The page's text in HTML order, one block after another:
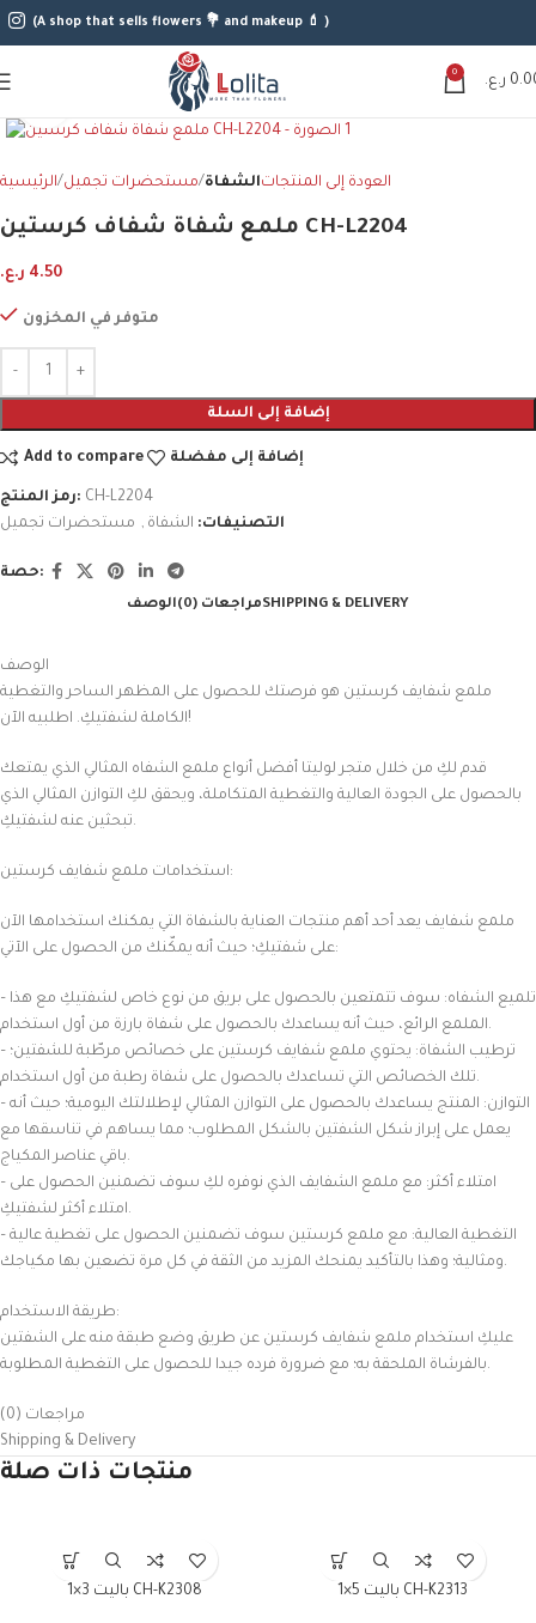
(A shop that sells flowers 💐 and makeup 💄 )
0
ر.ع.
الرئيسية مستحضرات تجميل الشفاةالعودة إلى المنتجات
ملمع شفاة شفاف كرستين CH-L2204
4.50 ر.ع.
متوفر في المخزون
إضافة إلى السلة
Add to compare إضافة إلى مفضلة
رمز المنتج: CH-L2204
التصنيفات: الشفاة , مستحضرات تجميل
حصة:
الوصف مراجعات (0)SHIPPING & DELIVERY
الوصف
ملمع شفايف كرستين هو فرصتك للحصول على المظهر الساحر والتغطية
الكاملة لشفتيكِ. اطلبيه الآن!
قدم لكِ من خلال متجر لوليتا أفضل أنواع ملمع الشفاه المثالي الذي يمتعك
بالحصول على الجودة العالية والتغطية المتكاملة، ويحقق لكِ التوازن المثالي الذي
تبحثين عنه لشفتيكِ.
استخدامات ملمع شفايف كرستين:
ملمع شفايف يعد أحد أهم منتجات العناية بالشفاة التي يمكنك استخدامها الآن
على شفتيكِ؛ حيث أنه يمكّنك من الحصول على الآتي:
– تلميع الشفاه: سوف تتمتعين بالحصول على بريق من نوع خاص لشفتيكِ مع هذا
الملمع الرائع، حيث أنه يساعدك بالحصول على شفاة بارزة من أول استخدام.
– ترطيب الشفاة: يحتوي ملمع شفايف كرستين على خصائص مرطّبة للشفتين؛
تلك الخصائص التي تساعدك بالحصول على شفاة رطبة من أول استخدام.
– التوازن: المنتج يساعدك بالحصول على التوازن المثالي لإطلالتك اليومية؛ حيث أنه
يعمل على إبراز شكل الشفتين بالشكل المطلوب؛ مما يساهم في تناسقها مع
باقي عناصر المكياج.
– امتلاء أكثر: مع ملمع الشفايف الذي نوفره لكِ سوف تضمنين الحصول على
امتلاء أكثر لشفتيكِ.
– التغطية العالية: مع ملمع كرستين سوف تضمنين الحصول على تغطية عالية
ومثالية؛ وهذا بالتأكيد يمنحك المزيد من الثقة في كل مرة تضعين بها مكياجك.
طريقة الاستخدام:
عليكِ استخدام ملمع شفايف كرستين عن طريق وضع طبقة منه على الشفتين
بالفرشاة الملحقة به؛ مع ضرورة فرده جيدا للحصول على التغطية المطلوبة.
مراجعات (0)
Shipping & Delivery
منتجات ذات صلة
باليت 3×1 CH-K2308 باليت 5×1 CH-K2313